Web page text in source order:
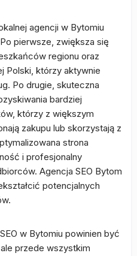
agencji w Bytomiu
pierwsze, zwiększa się
regionu oraz
Polski, którzy aktywnie
Po drugie, skuteczna
bardziej
którzy z większym
zakupu lub skorzystają z
strona
i profesjonalny
Agencja SEO Bytom
potencjalnych
w Bytomiu powinien być
przede wszystkim